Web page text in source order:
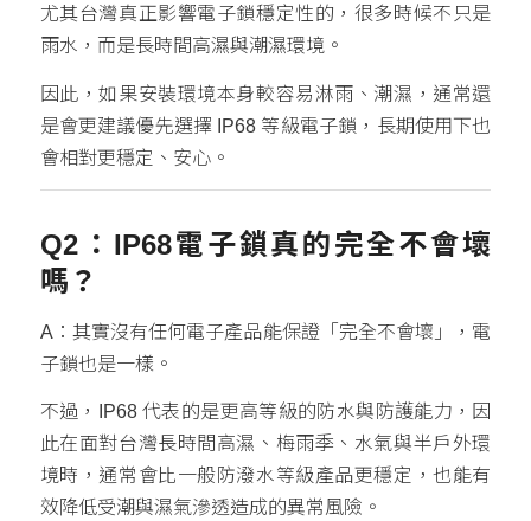
尤其台灣真正影響電子鎖穩定性的，很多時候不只是
雨水，而是長時間高濕與潮濕環境。
因此，如果安裝環境本身較容易淋雨、潮濕，通常還
是會更建議優先選擇 IP68 等級電子鎖，長期使用下也
會相對更穩定、安心。
Q2：IP68電子鎖真的完全不會壞
嗎？
A：其實沒有任何電子產品能保證「完全不會壞」，電
子鎖也是一樣。
不過，IP68 代表的是更高等級的防水與防護能力，因
此在面對台灣長時間高濕、梅雨季、水氣與半戶外環
境時，通常會比一般防潑水等級產品更穩定，也能有
效降低受潮與濕氣滲透造成的異常風險。